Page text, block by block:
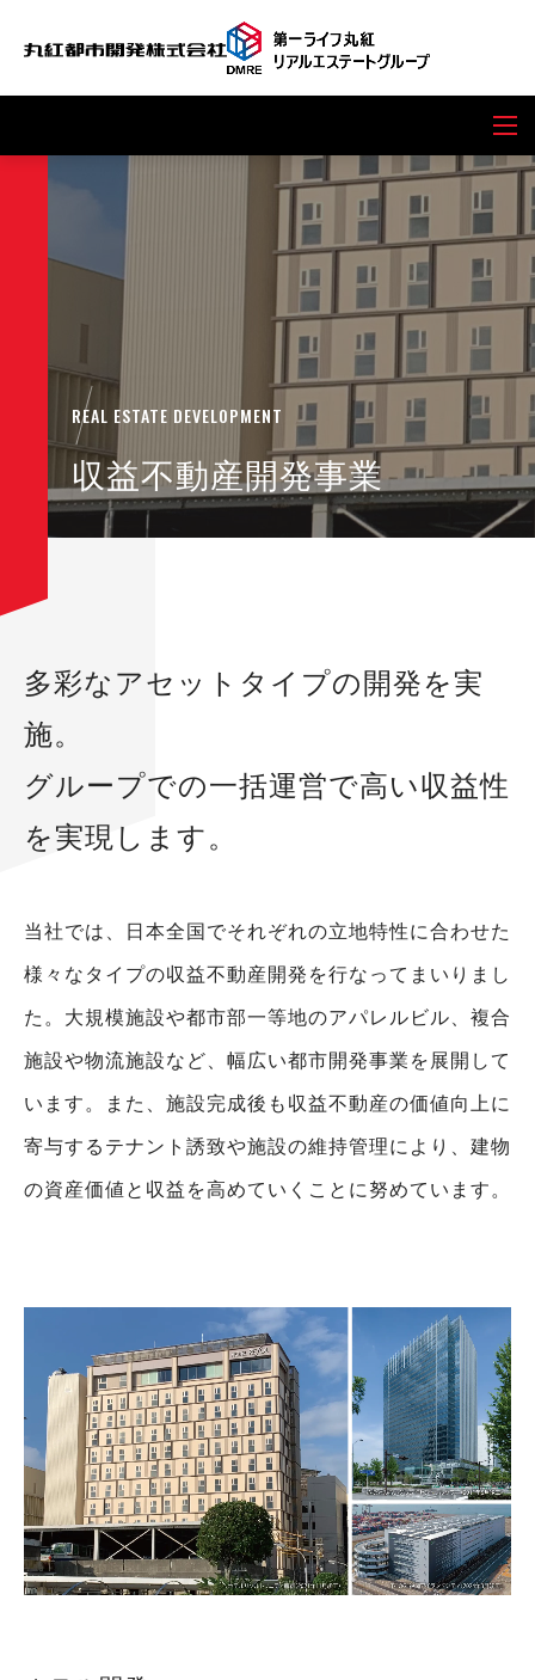
REAL ESTATE DEVELOPMENT
収益不動産開発事業
多彩なアセットタイプの開発を実
施。
グループでの一括運営で高い収益性
を実現します。
当社では、日本全国でそれぞれの立地特性に合わせた
様々なタイプの収益不動産開発を行なってまいりまし
た。 大規模施設や都市部一等地のアパレルビル、複合
施設や物流施設など、 幅広い都市開発事業を展開して
います。 また、施設完成後も収益不動産の価値向上に
寄与するテナント誘致や施設の維持管理により、 建物
の資産価値と収益を高めていくことに努めています。